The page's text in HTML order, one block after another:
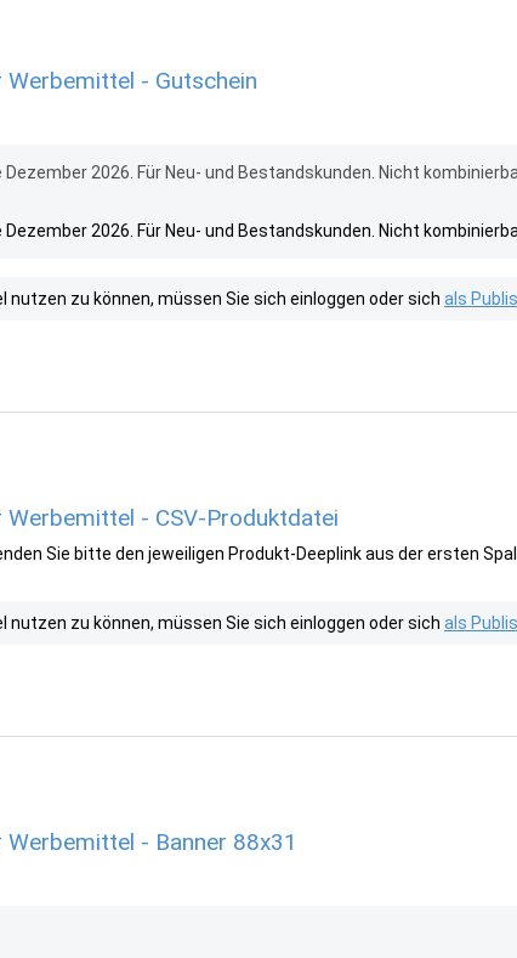
Werbemittel - Gutschein
2026. Für Neu- und Bestandskunden. Nicht
2026. Für Neu- und Bestandskunden. Nicht
nutzen zu können, müssen Sie sich einloggen oder sich als
Werbemittel - CSV-Produktdatei
Sie bitte den jeweiligen Produkt-Deeplink aus der ersten
nutzen zu können, müssen Sie sich einloggen oder sich als
Werbemittel - Banner 88x31